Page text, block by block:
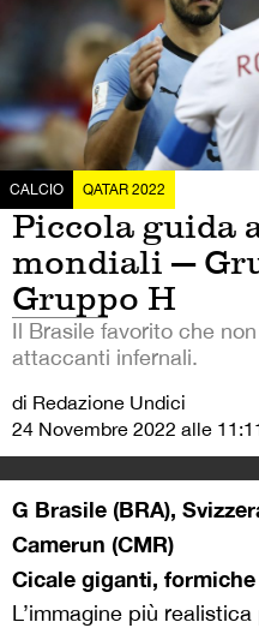
CALCIO QATAR 2022
Piccola guida
mondiali —
Gruppo H
Il Brasile favorito che
attaccanti infernali.
di Redazione Undici
24 Novembre 2022 alle
G Brasile (BRA),
Camerun (CMR)
Cicale giganti,
L’immagine più